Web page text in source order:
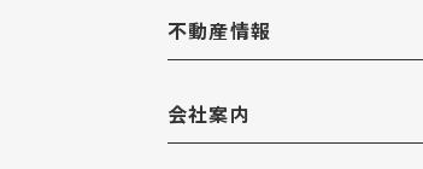
不動産情報
会社案内